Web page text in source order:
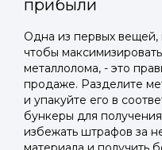
прибыли
Одна из первых вещей,
чтобы
металлолома, - это
продаже. Разделите
и упакуйте его в
бункеры для
избежать штрафов за